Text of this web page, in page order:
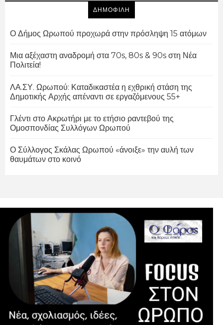
ΔΗΜΟΦΙΛΗ
Ο Δήμος Ωρωπού προχωρά στην πρόσληψη 15 ατόμων
Μια αξέχαστη αναδρομή στα 70s, 80s & 90s στη Νέα
Πολιτεία!
ΛΑ.ΣΥ. Ωρωπού: Καταδικαστέα η εχθρική στάση της
Δημοτικής Αρχής απέναντι σε εργαζόμενους 55+
Γλέντι στο Ακρωτήρι με το ετήσιο ραντεβού της
Ομοσπονδίας Συλλόγων Ωρωπού
Ο Σύλλογος Σκάλας Ωρωπού «άνοιξε» την αυλή των
θαυμάτων στο κοινό